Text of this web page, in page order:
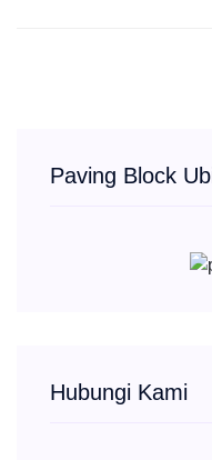
Paving Block
Hubungi Kami